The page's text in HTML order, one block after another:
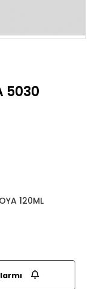
5030
120ML